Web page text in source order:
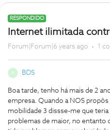
RESPONDIDO
Internet ilimitada
Forum|Forum|6 years ago 1
BDS
Boa tarde, tenho há mais de 2
empresa. Quando a NOS
mobilidade 3 dissse-me que
problemas de maior, no entanto